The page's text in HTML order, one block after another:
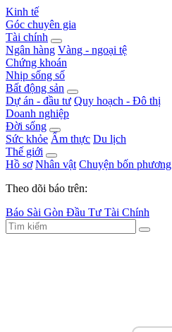
Kinh tế
Góc chuyên gia
Tài chính
Ngân hàng Vàng - ngoại tệ
Chứng khoán
Nhịp sống số
Bất động sản
Dự án - đầu tư Quy hoạch - Đô thị
Doanh nghiệp
Đời sống
Sức khỏe Ẩm thực Du lịch
Thế giới
Hồ sơ Nhân vật Chuyện bốn phương
Theo dõi báo trên:
Báo Sài Gòn Đầu Tư Tài Chính